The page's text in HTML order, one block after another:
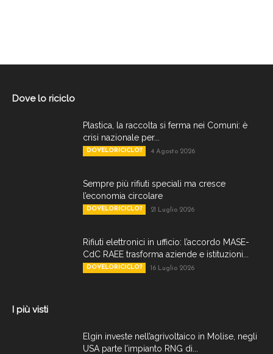
Dove lo riciclo
Plastica, la raccolta si ferma nei Comuni: è
crisi nazionale per...
DOVELORICICLO? 4 Agosto 2026
Sempre più rifiuti speciali ma cresce
l’economia circolare
DOVELORICICLO? 21 Luglio 2026
Rifiuti elettronici in ufficio: l’accordo MASE-
CdC RAEE trasforma aziende e istituzioni...
DOVELORICICLO? 16 Luglio 2026
I più visti
Elgin investe nell’agrivoltaico in Molise, negli
USA parte l’impianto RNG di...